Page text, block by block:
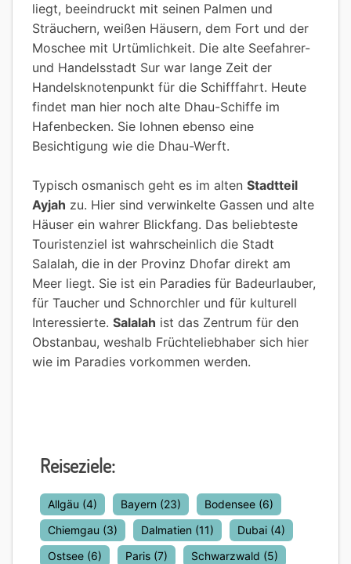
liegt, beeindruckt mit seinen Palmen und
Sträuchern, weißen Häusern, dem Fort und der
Moschee mit Urtümlichkeit. Die alte Seefahrer-
und Handelsstadt Sur war lange Zeit der
Handelsknotenpunkt für die Schifffahrt. Heute
findet man hier noch alte Dhau-Schiffe im
Hafenbecken. Sie lohnen ebenso eine
Besichtigung wie die Dhau-Werft.
Typisch osmanisch geht es im alten Stadtteil
Ayjah zu. Hier sind verwinkelte Gassen und alte
Häuser ein wahrer Blickfang. Das beliebteste
Touristenziel ist wahrscheinlich die Stadt
Salalah, die in der Provinz Dhofar direkt am
Meer liegt. Sie ist ein Paradies für Badeurlauber,
für Taucher und Schnorchler und für kulturell
Interessierte. Salalah ist das Zentrum für den
Obstanbau, weshalb Früchteliebhaber sich hier
wie im Paradies vorkommen werden.
Reiseziele:
Allgäu (4) Bayern (23) Bodensee (6)
Chiemgau (3) Dalmatien (11) Dubai (4)
Ostsee (6) Paris (7) Schwarzwald (5)